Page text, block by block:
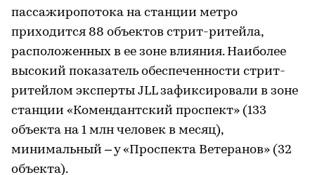
пассажиропотока на станции метро
приходится 88 объектов стрит-ритейла,
расположенных в ее зоне влияния. Наиболее
высокий показатель обеспеченности стрит-
ритейлом эксперты JLL зафиксировали в зоне
станции «Комендантский проспект» (133
объекта на 1 млн человек в месяц),
минимальный – у «Проспекта Ветеранов» (32
объекта).